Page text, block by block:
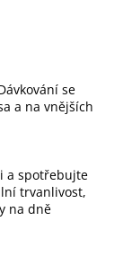
se
a na vnějších
a spotřebujte
trvanlivost,
na dně